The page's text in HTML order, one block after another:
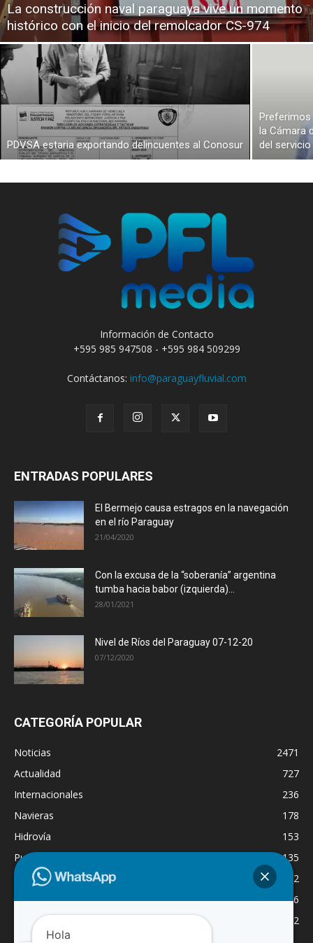
La construcción naval paraguaya vive un momento
histórico con el inicio del remolcador CS-974
PDVSA estaria exportando delincuentes al Conosur
Preferimos
la Cámara
del
Información de Contacto
+595 985 947508 - +595 984 509299
Contáctanos: info@paraguayfluvial.com
ENTRADAS POPULARES
El Bermejo causa estragos en la navegación
en el río Paraguay
21/04/2020
Con la excusa de la “soberanía” argentina
tumba hacia babor (izquierda)...
28/01/2021
Nivel de Ríos del Paraguay 07-12-20
07/12/2020
CATEGORÍA POPULAR
Noticias
2471
Actualidad
727
Internacionales
236
Navieras
178
Hidrovía
153
Puertos
135
Economía
132
Nacionales
126
Dragado
122
Hola